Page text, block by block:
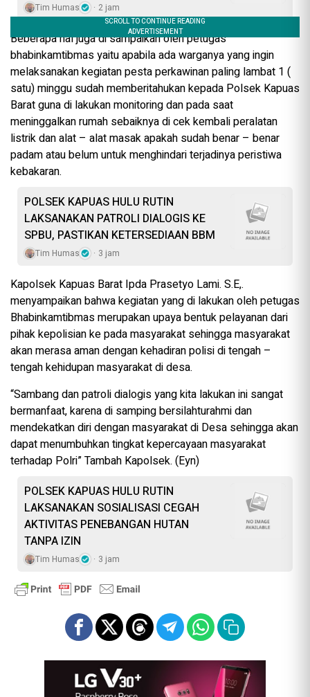
Tim Humas 2 jam
Beberapa hal juga di sampaikan oleh petugas
bhabinkamtibmas yaitu apabila ada warganya yang ingin
melaksanakan kegiatan pesta perkawinan paling lambat 1 (
satu) minggu sudah memberitahukan kepada Polsek Kapuas
Barat guna di lakukan monitoring dan pada saat
meninggalkan rumah sebaiknya di cek kembali peralatan
listrik dan alat – alat masak apakah sudah benar – benar
padam atau belum untuk menghindari terjadinya peristiwa
kebakaran.
POLSEK KAPUAS HULU RUTIN
LAKSANAKAN PATROLI DIALOGIS KE
SPBU, PASTIKAN KETERSEDIAAN BBM
Tim Humas 3 jam
Kapolsek Kapuas Barat Ipda Prasetyo Lami. S.E,.
menyampaikan bahwa kegiatan yang di lakukan oleh petugas
Bhabinkamtibmas merupakan upaya bentuk pelayanan dari
pihak kepolisian ke pada masyarakat sehingga masyarakat
akan merasa aman dengan kehadiran polisi di tengah –
tengah kehidupan masyarakat di desa.
“Sambang dan patroli dialogis yang kita lakukan ini sangat
bermanfaat, karena di samping bersilahturahmi dan
mendekatkan diri dengan masyarakat di Desa sehingga akan
dapat menumbuhkan tingkat kepercayaan masyarakat
terhadap Polri” Tambah Kapolsek. (Eyn)
POLSEK KAPUAS HULU RUTIN
LAKSANAKAN SOSIALISASI CEGAH
AKTIVITAS PENEBANGAN HUTAN
TANPA IZIN
Tim Humas 3 jam